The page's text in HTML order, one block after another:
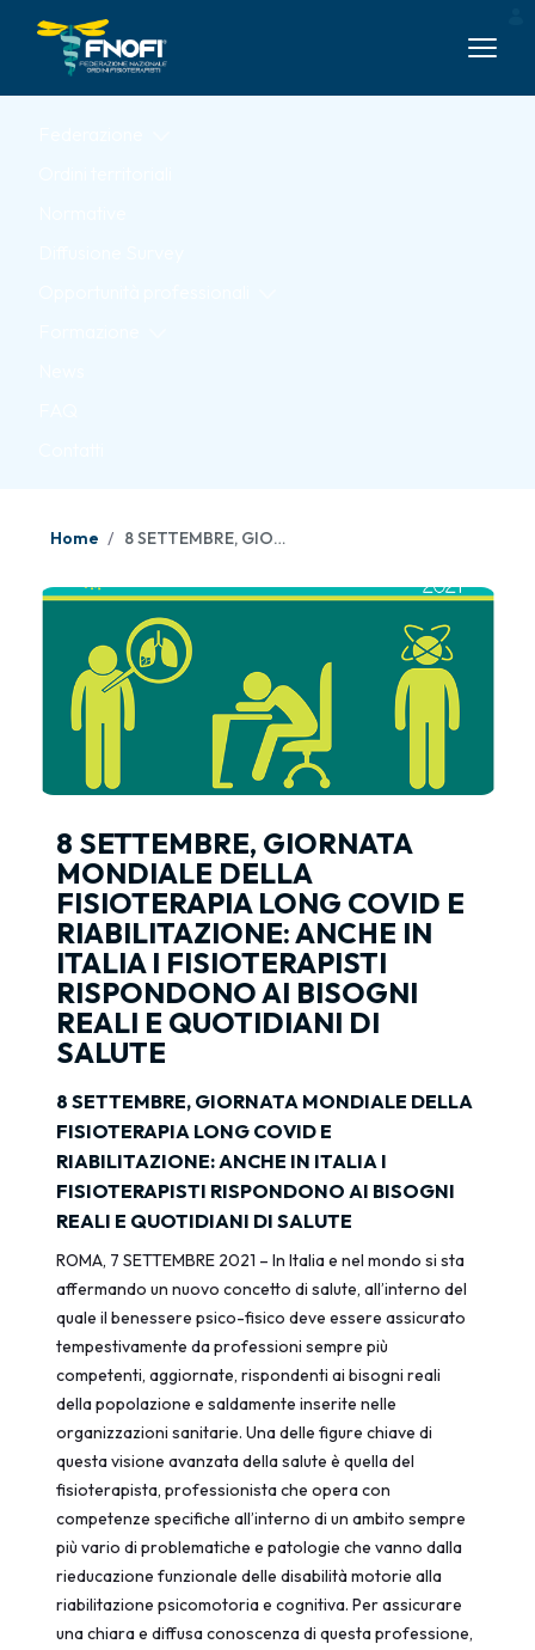
Skip to Main Content
Home 8 SETTEMBRE, GIORNATA MONDIALE DELLA FISIOTERAPIA LONG COVID E RIABILITAZIONE: ANCHE IN ITALIA I FISIOTERAPISTI RISPONDONO AI BISOGNI REALI E QUOTIDIANI DI SALUTE
8 SETTEMBRE, GIORNATA
MONDIALE DELLA
FISIOTERAPIA LONG COVID E
RIABILITAZIONE: ANCHE IN
ITALIA I FISIOTERAPISTI
RISPONDONO AI BISOGNI
REALI E QUOTIDIANI DI
SALUTE
8 SETTEMBRE, GIORNATA MONDIALE DELLA
FISIOTERAPIA LONG COVID E
RIABILITAZIONE: ANCHE IN ITALIA I
FISIOTERAPISTI RISPONDONO AI BISOGNI
REALI E QUOTIDIANI DI SALUTE
ROMA, 7 SETTEMBRE 2021 – In Italia e nel mondo si sta
affermando un nuovo concetto di salute, all’interno del
quale il benessere psico-fisico deve essere assicurato
tempestivamente da professioni sempre più
competenti, aggiornate, rispondenti ai bisogni reali
della popolazione e saldamente inserite nelle
organizzazioni sanitarie. Una delle figure chiave di
questa visione avanzata della salute è quella del
fisioterapista, professionista che opera con
competenze specifiche all’interno di un ambito sempre
più vario di problematiche e patologie che vanno dalla
rieducazione funzionale delle disabilità motorie alla
riabilitazione psicomotoria e cognitiva. Per assicurare
una chiara e diffusa conoscenza di questa professione,